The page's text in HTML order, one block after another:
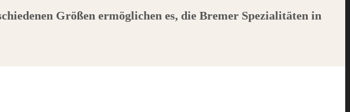
Größen ermöglichen es, die Bremer Spezialitäten in